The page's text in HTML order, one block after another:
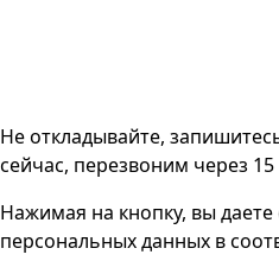
Не откладывайте,
сейчас, перезвоним через 15
Нажимая на кнопку, вы даете
персональных данных в